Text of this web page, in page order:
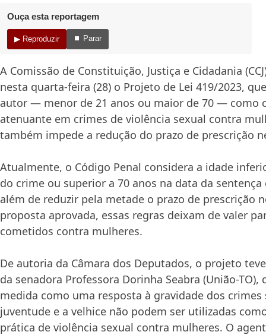
Ouça esta reportagem
▶ Reproduzir ⏹ Parar
A Comissão de Constituição, Justiça e Cidadania
nesta quarta-feira (28) o Projeto de Lei 419/2023,
autor — menor de 21 anos ou maior de 70 — como
atenuante em crimes de violência sexual contra
também impede a redução do prazo de prescrição
Atualmente, o Código Penal considera a idade
do crime ou superior a 70 anos na data da
além de reduzir pela metade o prazo de prescrição
proposta aprovada, essas regras deixam de valer
cometidos contra mulheres.
De autoria da Câmara dos Deputados, o projeto
da senadora Professora Dorinha Seabra (União-TO),
medida como uma resposta à gravidade dos crimes
juventude e a velhice não podem ser utilizadas
prática de violência sexual contra mulheres. O